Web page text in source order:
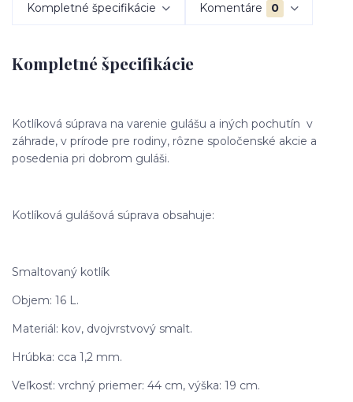
Kompletné špecifikácie Komentáre 0
Kompletné špecifikácie
Kotlíková súprava na varenie gulášu a iných pochutín v
záhrade, v prírode pre rodiny, rôzne spoločenské akcie a
posedenia pri dobrom guláši.
Kotlíková gulášová súprava obsahuje:
Smaltovaný kotlík
Objem: 16 L.
Materiál: kov, dvojvrstvový smalt.
Hrúbka: cca 1,2 mm.
Veľkosť: vrchný priemer: 44 cm, výška: 19 cm.